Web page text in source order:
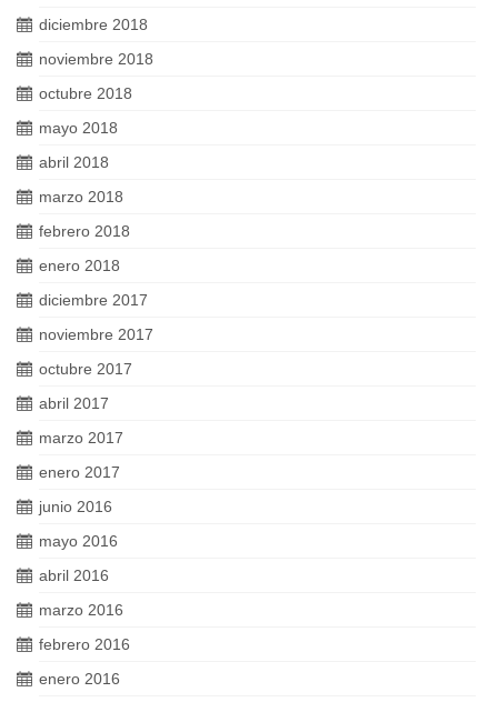
diciembre 2018
noviembre 2018
octubre 2018
mayo 2018
abril 2018
marzo 2018
febrero 2018
enero 2018
diciembre 2017
noviembre 2017
octubre 2017
abril 2017
marzo 2017
enero 2017
junio 2016
mayo 2016
abril 2016
marzo 2016
febrero 2016
enero 2016